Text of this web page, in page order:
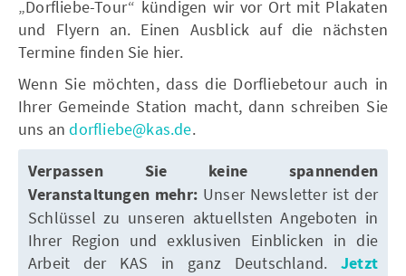
„Dorfliebe-Tour“ kündigen wir vor Ort mit Plakaten
und Flyern an. Einen Ausblick auf die nächsten
Termine finden Sie hier.
Wenn Sie möchten, dass die Dorfliebetour auch in
Ihrer Gemeinde Station macht, dann schreiben Sie
uns andorfliebe@kas.de.
Verpassen Sie keine spannenden
Veranstaltungen mehr:Unser Newsletter ist der
Schlüssel zu unseren aktuellsten Angeboten in
Ihrer Region und exklusiven Einblicken in die
Arbeit der KAS in ganz Deutschland. Jetzt